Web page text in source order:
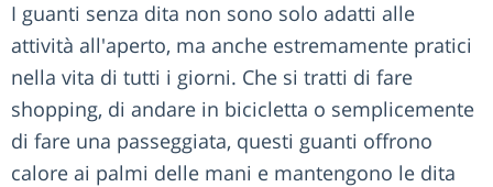
I guanti senza dita non sono solo adatti alle
attività all'aperto, ma anche estremamente pratici
nella vita di tutti i giorni. Che si tratti di fare
shopping, di andare in bicicletta o semplicemente
di fare una passeggiata, questi guanti offrono
calore ai palmi delle mani e mantengono le dita